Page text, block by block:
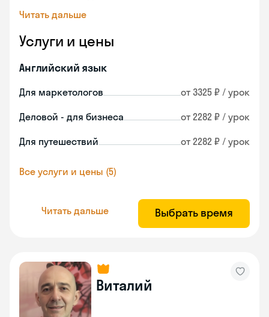
Читать дальше
Услуги и цены
Английский язык
Для маркетологов от 3325 ₽ / урок
Деловой - для бизнеса от 2282 ₽ / урок
Для путешествий от 2282 ₽ / урок
Все услуги и цены (5)
Читать дальше Выбрать время
Виталий